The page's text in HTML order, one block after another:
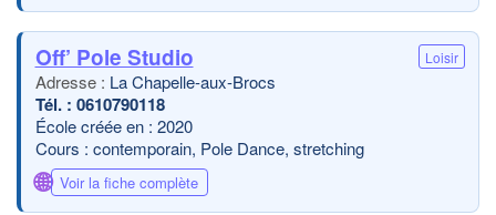
Off’ Pole Studio Loisir
La Chapelle-aux-Brocs
0610790118
École créée en : 2020
Cours : contemporain, Pole Dance, stretching
🌐 Voir la fiche complète